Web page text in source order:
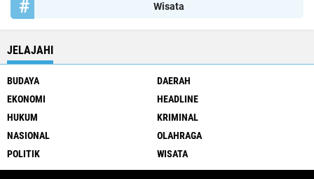
Wisata
JELAJAHI
BUDAYA
DAERAH
EKONOMI
HEADLINE
HUKUM
KRIMINAL
NASIONAL
OLAHRAGA
POLITIK
WISATA